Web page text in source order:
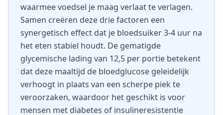
waarmee voedsel je maag verlaat te verlagen.
Samen creëren deze drie factoren een
synergetisch effect dat je bloedsuiker 3-4 uur na
het eten stabiel houdt. De gematigde
glycemische lading van 12,5 per portie betekent
dat deze maaltijd de bloedglucose geleidelijk
verhoogt in plaats van een scherpe piek te
veroorzaken, waardoor het geschikt is voor
mensen met diabetes of insulineresistentie